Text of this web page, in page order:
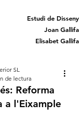
Estudi de Disseny
Joan Gallifa
Elisabet Gallifa
Reforma
a l'Eixample
SL
de lectura